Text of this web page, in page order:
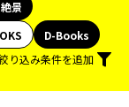
景
D-Books
り込み条件を追加